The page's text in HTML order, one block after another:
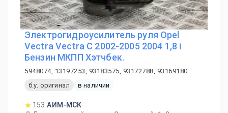
Электрогидроусилитель руля Opel
Vectra Vectra C 2002-2005 2004 1,8 i
Бензин МКПП Хэтчбек.
5948074, 13197253, 93183575, 93172788, 93169180
б.у. оригинал
в наличии
153 АИМ-МСК